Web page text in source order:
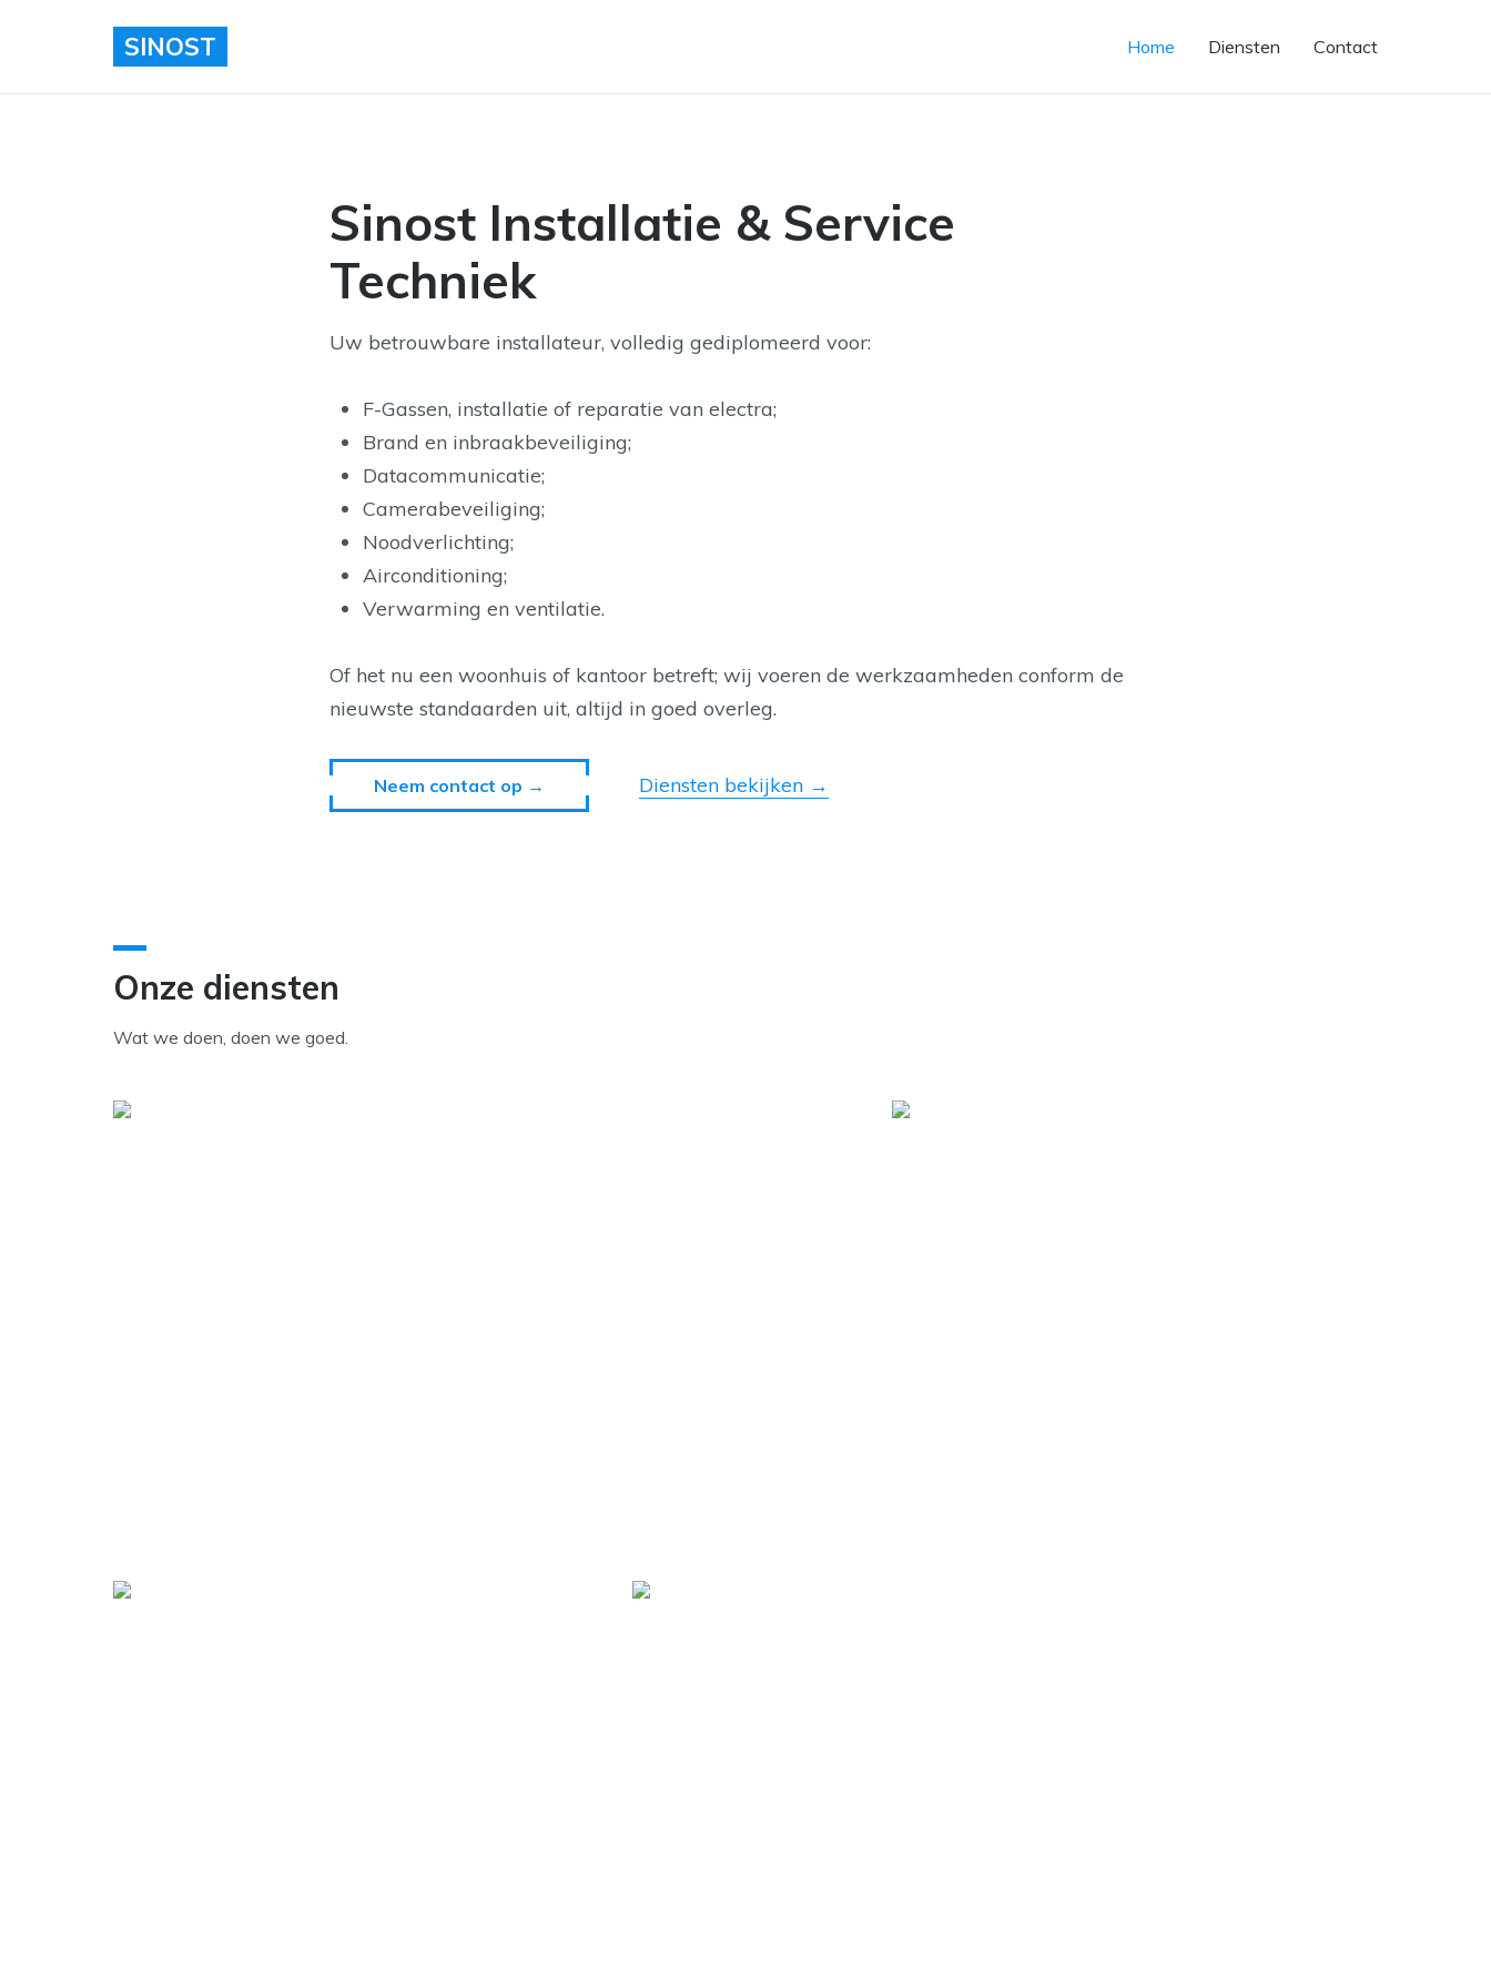
SINOST Home Diensten Contact
Sinost Installatie & Service
Techniek
Uw betrouwbare installateur, volledig gediplomeerd voor:
F-Gassen, installatie of reparatie van electra;
Brand en inbraakbeveiliging;
Datacommunicatie;
Camerabeveiliging;
Noodverlichting;
Airconditioning;
Verwarming en ventilatie.
Of het nu een woonhuis of kantoor betreft; wij voeren de werkzaamheden conform de
nieuwste standaarden uit, altijd in goed overleg.
Neem contact op → Diensten bekijken →
Onze diensten
Wat we doen, doen we goed.